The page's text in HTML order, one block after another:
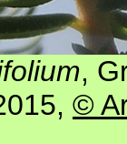
,
, ©